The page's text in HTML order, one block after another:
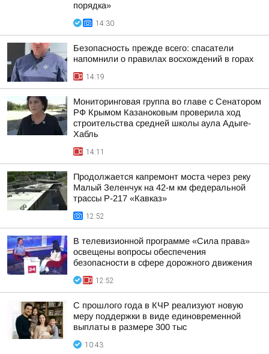
порядка»
14:30
Безопасность прежде всего: спасатели
напомнили о правилах восхождений в горах
14:19
Мониторинговая группа во главе с Сенатором
РФ Крымом Казаноковым проверила ход
строительства средней школы аула Адыге-
Хабль
14:11
Продолжается капремонт моста через реку
Малый Зеленчук на 42-м км федеральной
трассы Р-217 «Кавказ»
12:52
В телевизионной программе «Сила права»
освещены вопросы обеспечения
безопасности в сфере дорожного движения
12:52
С прошлого года в КЧР реализуют новую
меру поддержки в виде единовременной
выплаты в размере 300 тыс
10:43